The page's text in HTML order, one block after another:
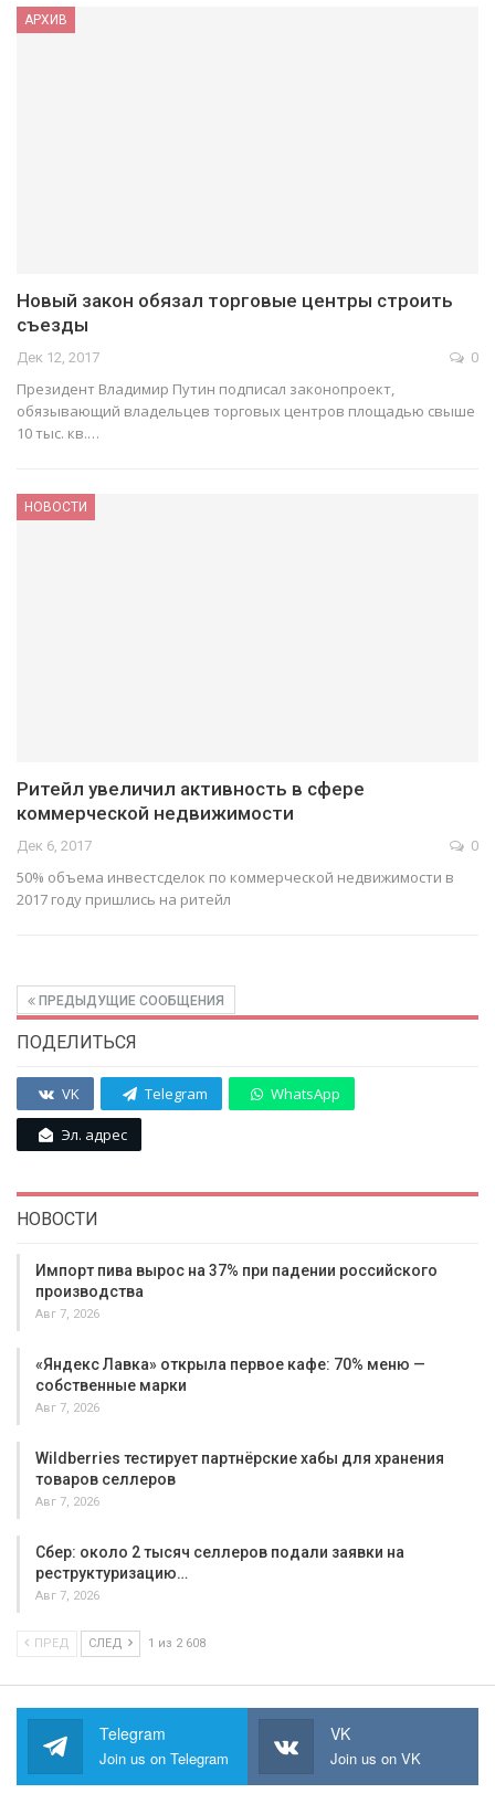
АРХИВ
Новый закон обязал торговые центры строить
съезды
Дек 12, 2017 0
Президент Владимир Путин подписал законопроект,
обязывающий владельцев торговых центров площадью свыше
10 тыс. кв.…
НОВОСТИ
Ритейл увеличил активность в сфере
коммерческой недвижимости
Дек 6, 2017 0
50% объема инвестсделок по коммерческой недвижимости в
2017 году пришлись на ритейл
ПРЕДЫДУЩИЕ СООБЩЕНИЯ
ПОДЕЛИТЬСЯ
VK Telegram WhatsApp
Эл. адрес
НОВОСТИ
Импорт пива вырос на 37% при падении российского
производства
Авг 7, 2026
«Яндекс Лавка» открыла первое кафе: 70% меню —
собственные марки
Авг 7, 2026
Wildberries тестирует партнёрские хабы для хранения
товаров селлеров
Авг 7, 2026
Сбер: около 2 тысяч селлеров подали заявки на
реструктуризацию…
Авг 7, 2026
ПРЕД СЛЕД 1 из 2 608
Telegram
Join us on Telegram
VK
Join us on VK